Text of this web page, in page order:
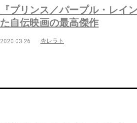
『プリンス／パープル・レイ
た自伝映画の最高傑作
2020.03.26 杏レラト